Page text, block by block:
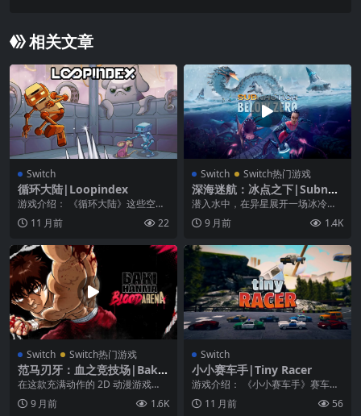
相关文章
Switch
循环大陆|Loopindex
游戏介绍： 《循环大陆》这些空间
谜题会让你的机器人陷入困境！ 是
时候探索 Loo...
11 月前 22
Switch Switch热门游戏
深海迷航：冰点之下|Subnau
tica: Below Zero中文
潜入水中，在异星展开一场冰冷的
水下冒险。《冰点之下》背景设置
于原作《深海迷航》一...
9 月前 1.4K
Switch Switch热门游戏
范马刃牙：血之竞技场|Baki
Hanma: Blood Arena中文
在这款充满动作的 2D 动漫游戏
中，化身范马刃牙！施展爆炸性的
必杀技，伴随原创音...
9 月前 1.6K
Switch
小小赛车手|Tiny Racer
游戏介绍： 《小小赛车手》赛车可
能很小，但比赛是很大的。选择你
的小轿车，踩下油门...
11 月前 56